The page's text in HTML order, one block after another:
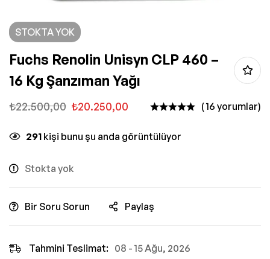
STOKTA YOK
Fuchs Renolin Unisyn CLP 460 –
16 Kg Şanzıman Yağı
₺22.500,00 ₺20.250,00 ( 16 yorumlar)
291 kişi bunu şu anda görüntülüyor
Stokta yok
Bir Soru Sorun Paylaş
Tahmini Teslimat: 08 - 15 Ağu, 2026